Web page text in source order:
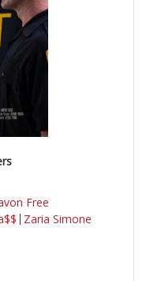
Free
Zaria Simone